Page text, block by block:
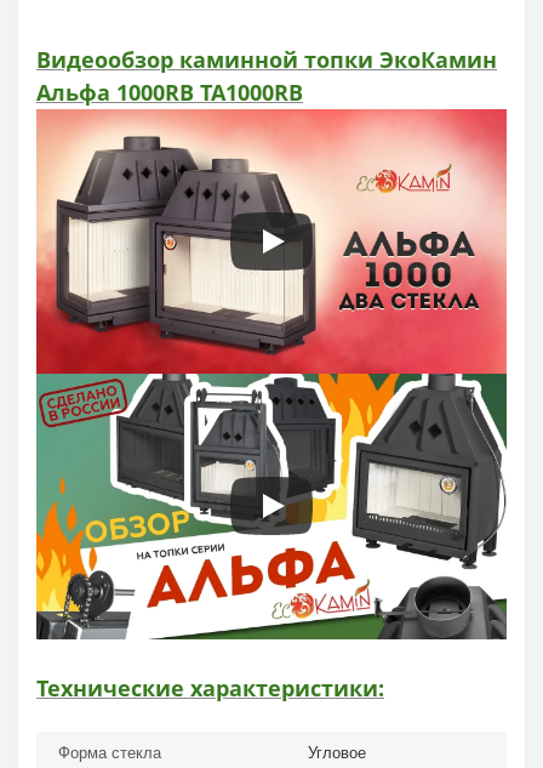
Видеообзор каминной топки ЭкоКамин
Альфа 1000RB TA1000RB
Технические характеристики:
Форма стекла Угловое